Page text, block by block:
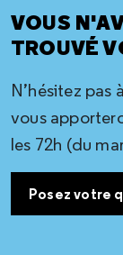
VOUS
TROUVÉ
N’hésitez pas
vous
les 72h (du
Posez votre